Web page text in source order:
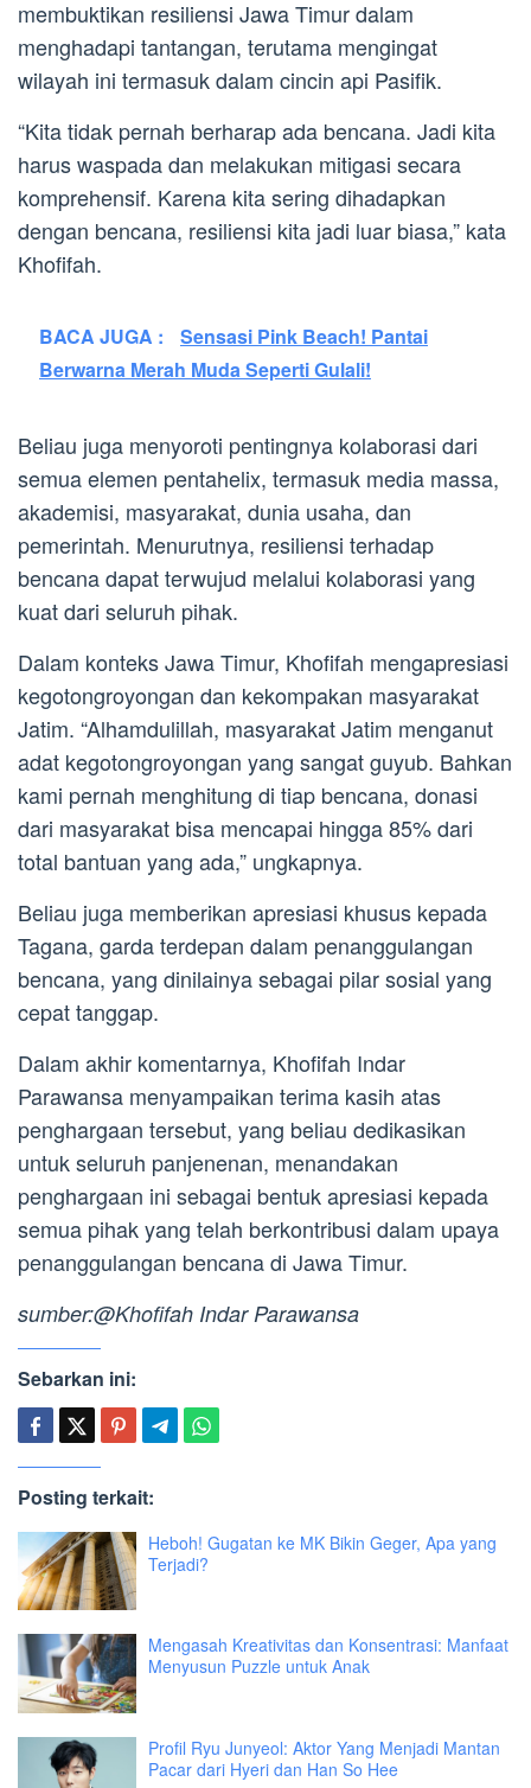
membuktikan resiliensi Jawa Timur dalam
menghadapi tantangan, terutama mengingat
wilayah ini termasuk dalam cincin api Pasifik.
“Kita tidak pernah berharap ada bencana. Jadi kita
harus waspada dan melakukan mitigasi secara
komprehensif. Karena kita sering dihadapkan
dengan bencana, resiliensi kita jadi luar biasa,” kata
Khofifah.
BACA JUGA :
Sensasi Pink Beach! Pantai
Berwarna Merah Muda Seperti Gulali!
Beliau juga menyoroti pentingnya kolaborasi dari
semua elemen pentahelix, termasuk media massa,
akademisi, masyarakat, dunia usaha, dan
pemerintah. Menurutnya, resiliensi terhadap
bencana dapat terwujud melalui kolaborasi yang
kuat dari seluruh pihak.
Dalam konteks Jawa Timur, Khofifah mengapresiasi
kegotongroyongan dan kekompakan masyarakat
Jatim. “Alhamdulillah, masyarakat Jatim menganut
adat kegotongroyongan yang sangat guyub. Bahkan
kami pernah menghitung di tiap bencana, donasi
dari masyarakat bisa mencapai hingga 85% dari
total bantuan yang ada,” ungkapnya.
Beliau juga memberikan apresiasi khusus kepada
Tagana, garda terdepan dalam penanggulangan
bencana, yang dinilainya sebagai pilar sosial yang
cepat tanggap.
Dalam akhir komentarnya, Khofifah Indar
Parawansa menyampaikan terima kasih atas
penghargaan tersebut, yang beliau dedikasikan
untuk seluruh panjenenan, menandakan
penghargaan ini sebagai bentuk apresiasi kepada
semua pihak yang telah berkontribusi dalam upaya
penanggulangan bencana di Jawa Timur.
sumber:@Khofifah Indar Parawansa
Sebarkan ini:
Posting terkait:
Heboh! Gugatan ke MK Bikin Geger, Apa yang
Terjadi?
Mengasah Kreativitas dan Konsentrasi: Manfaat
Menyusun Puzzle untuk Anak
Profil Ryu Junyeol: Aktor Yang Menjadi Mantan
Pacar dari Hyeri dan Han So Hee